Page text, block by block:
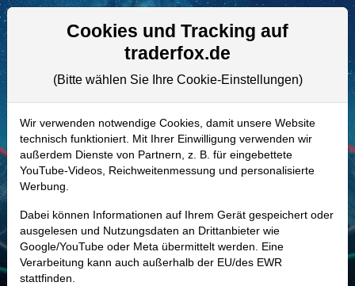
Aktien- und Artikelsuche
621993 | JUN3–Jungheinrich Aktie
Realtime-Aktienkurs:
-
-
Marktkapitalisierung 2,61 Mrd. EUR
Unternehmenswert 2,48 Mrd. EUR
Cookies und Tracking auf
traderfox.de
(Bitte wählen Sie Ihre Cookie-Einstellungen)
Wir verwenden notwendige Cookies, damit unsere Website
technisch funktioniert. Mit Ihrer Einwilligung verwenden wir
außerdem Dienste von Partnern, z. B. für eingebettete
YouTube-Videos, Reichweitenmessung und personalisierte
Werbung.
Dabei können Informationen auf Ihrem Gerät gespeichert oder
ausgelesen und Nutzungsdaten an Drittanbieter wie
Google/YouTube oder Meta übermittelt werden. Eine
Verarbeitung kann auch außerhalb der EU/des EWR
stattfinden.